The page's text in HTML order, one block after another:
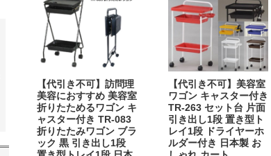
【代引き不可】訪問理
美容におすすめ 美容室
折りたためるワゴン キ
ャスター付き TR-083
折りたたみワゴン ブラ
ック 黒 引き出し1段
【代引き不可】美容室
ワゴン キャスター付き
TR-263 セット台 片面
引き出し1段 置き型ト
レイ1段 ドライヤーホ
ルダー付き 日本製 お